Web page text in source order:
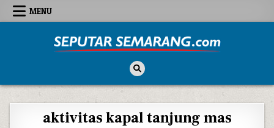
Skip to content
MENU
aktivitas kapal tanjung mas